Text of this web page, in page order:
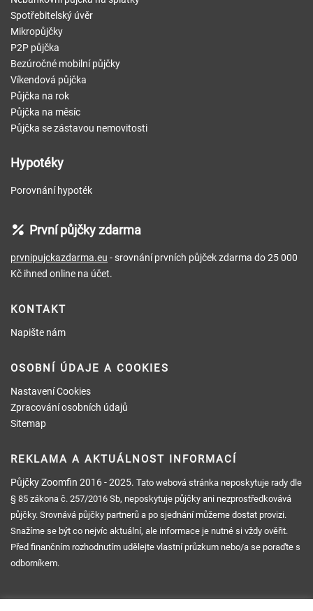
Spotřebitelský úvěr
Mikropůjčky
P2P půjčka
Bezúročné mobilní půjčky
Víkendová půjčka
Půjčka na rok
Půjčka na měsíc
Půjčka se zástavou nemovitosti
Hypotéky
Porovnání hypoték
První půjčky zdarma
prvnipujckazdarma.eu - srovnání prvních půjček zdarma do 25 000
Kč ihned online na účet.
KONTAKT
Napište nám
OSOBNÍ ÚDAJE A COOKIES
Nastavení Cookies
Zpracování osobních údajů
Sitemap
REKLAMA A AKTUÁLNOST INFORMACÍ
Půjčky Zoomfin 2016 - 2025. Tato webová stránka neposkytuje rady dle
§ 85 zákona č. 257/2016 Sb, neposkytuje půjčky ani nezprostředkovává
půjčky. Srovnává půjčky partnerů a po sjednání můžeme dostat provizi.
Snažíme se být co nejvíc aktuální, ale informace je nutné si vždy ověřit.
Před finančním rozhodnutím udělejte vlastní průzkum nebo/a se poraďte s
odborníkem.